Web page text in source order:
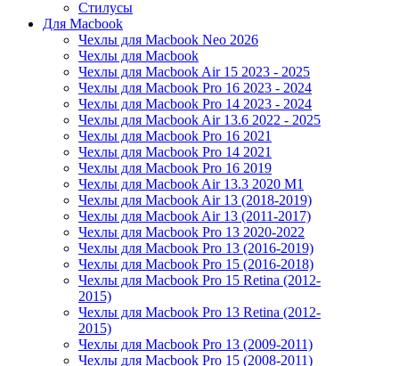
Стилусы
Для Macbook
Чехлы для Macbook Neo 2026
Чехлы для Macbook
Чехлы для Macbook Air 15 2023 - 2025
Чехлы для Macbook Pro 16 2023 - 2024
Чехлы для Macbook Pro 14 2023 - 2024
Чехлы для Macbook Air 13.6 2022 - 2025
Чехлы для Macbook Pro 16 2021
Чехлы для Macbook Pro 14 2021
Чехлы для Macbook Pro 16 2019
Чехлы для Macbook Air 13.3 2020 M1
Чехлы для Macbook Air 13 (2018-2019)
Чехлы для Macbook Air 13 (2011-2017)
Чехлы для Macbook Pro 13 2020-2022
Чехлы для Macbook Pro 13 (2016-2019)
Чехлы для Macbook Pro 15 (2016-2018)
Чехлы для Macbook Pro 15 Retina (2012-
2015)
Чехлы для Macbook Pro 13 Retina (2012-
2015)
Чехлы для Macbook Pro 13 (2009-2011)
Чехлы для Macbook Pro 15 (2008-2011)